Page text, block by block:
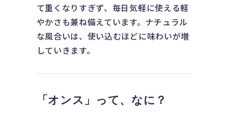
て重くなりすぎず、毎日気軽に使える軽
やかさも兼ね備えています。ナチュラル
な風合いは、使い込むほどに味わいが増
していきます。
「オンス」って、なに？